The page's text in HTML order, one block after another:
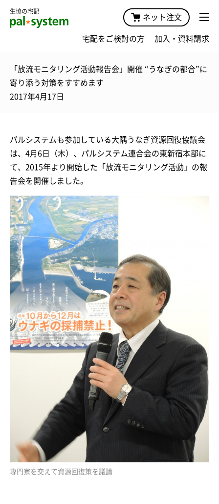
生協の宅配
ネット注文
宅配をご検討の方 加入・資料請求
「放流モニタリング活動報告会」開催 “うなぎの都合”に
寄り添う対策をすすめます
2017年4月17日
パルシステムも参加している大隅うなぎ資源回復協議会
は、4月6日（木）、パルシステム連合会の東新宿本部に
て、2015年より開始した「放流モニタリング活動」の報
告会を開催しました。
専門家を交えて資源回復策を議論